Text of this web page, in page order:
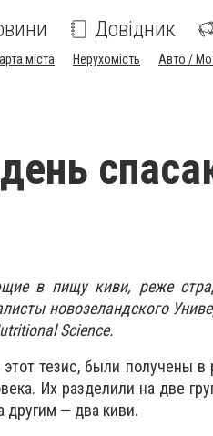
Довідник
міста Нерухомість Авто /
в пищу киви, реже
новозеландского
Science.
тезис, были получены в
Их разделили на две
другим — два киви.